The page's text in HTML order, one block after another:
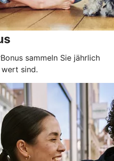
sammeln Sie jährlich
sind.